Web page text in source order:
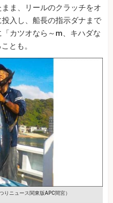
ま、リールのクラッチをオ
入し、船長の指示ダナまで
カツオなら～m、キハダな
とも。
りニュース関東版APC間宮）